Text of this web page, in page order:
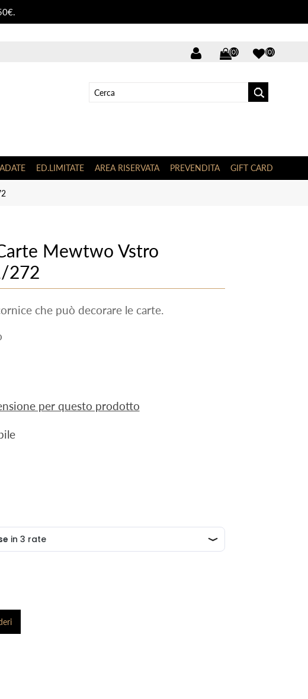
(0) (0)
ED.LIMITATE AREA RISERVATA PREVENDITA GIFT CARD
Mewtwo Vstro
272
che può decorare le carte.
per questo prodotto